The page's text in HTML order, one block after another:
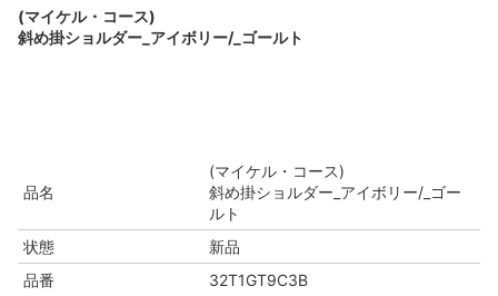
(マイケル・コース)
斜め掛ショルダー_アイボリー/_ゴールト
品名
(マイケル・コース)
斜め掛ショルダー_アイボリー/_ゴー
ルト
状態
新品
品番
32T1GT9C3B